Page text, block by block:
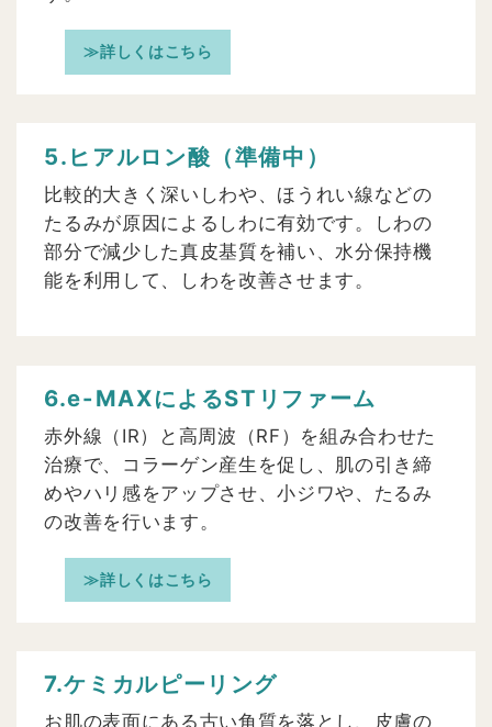
≫詳しくはこちら
5.ヒアルロン酸（準備中）
比較的大きく深いしわや、ほうれい線などの
たるみが原因によるしわに有効です。しわの
部分で減少した真皮基質を補い、水分保持機
能を利用して、しわを改善させます。
6.e-MAXによるSTリファーム
赤外線（IR）と高周波（RF）を組み合わせた
治療で、コラーゲン産生を促し、肌の引き締
めやハリ感をアップさせ、小ジワや、たるみ
の改善を行います。
≫詳しくはこちら
7.ケミカルピーリング
お肌の表面にある古い角質を落とし、皮膚の